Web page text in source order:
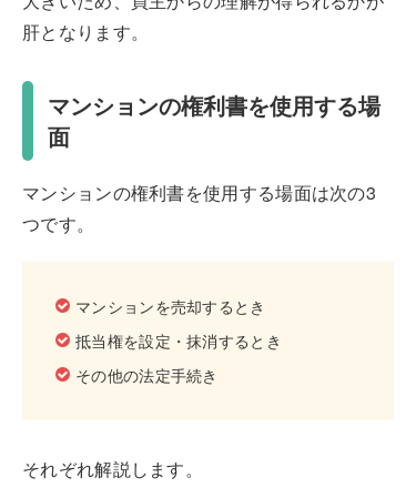
肝となります。
マンションの権利書を使用する場
面
マンションの権利書を使用する場面は次の3
つです。
マンションを売却するとき
抵当権を設定・抹消するとき
その他の法定手続き
それぞれ解説します。